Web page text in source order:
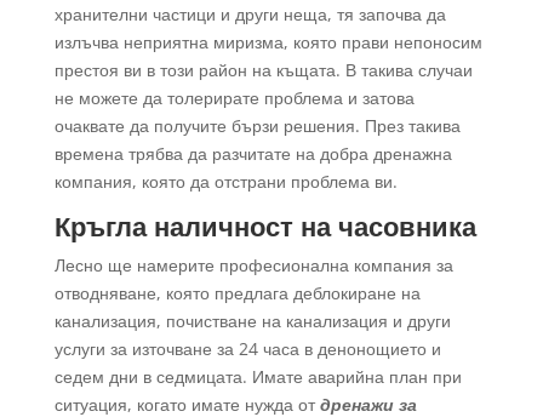
хранителни частици и други неща, тя започва да
излъчва неприятна миризма, която прави непоносим
престоя ви в този район на къщата. В такива случаи
не можете да толерирате проблема и затова
очаквате да получите бързи решения. През такива
времена трябва да разчитате на добра дренажна
компания, която да отстрани проблема ви.
Кръгла наличност на часовника
Лесно ще намерите професионална компания за
отводняване, която предлага деблокиране на
канализация, почистване на канализация и други
услуги за източване за 24 часа в денонощието и
седем дни в седмицата. Имате аварийна план при
ситуация, когато имате нужда отдренажи за